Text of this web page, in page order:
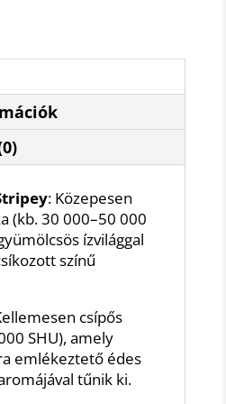
: Közepesen
(kb. 30 000–50 000
ízvilággal
színű
csípős
SHU), amely
emlékeztető édes
tűnik ki.